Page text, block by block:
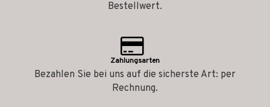
Bestellwert.
Zahlungsarten
Bezahlen Sie bei uns auf die sicherste Art: per
Rechnung.